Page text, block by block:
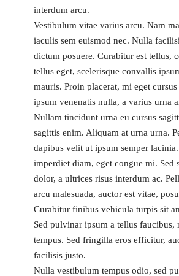
interdum arcu.
Vestibulum vitae varius arcu. Nam
iaculis sem euismod nec. Nulla
dictum posuere. Curabitur est tellus,
tellus eget, scelerisque convallis
mauris. Proin placerat, mi eget
ipsum venenatis nulla, a varius urna
Nullam tincidunt urna eu cursus
sagittis enim. Aliquam at urna urna.
dapibus velit ut ipsum semper
imperdiet diam, eget congue mi. Sed
dolor, a ultrices risus interdum ac.
arcu malesuada, auctor est vitae,
Curabitur finibus vehicula turpis sit
Sed pulvinar ipsum a tellus faucibus,
tempus. Sed fringilla eros efficitur,
facilisis justo.
Nulla vestibulum tempus odio, sed